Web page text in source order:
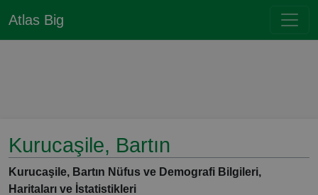
Atlas Big
Kurucaşile, Bartın
Kurucaşile, Bartın Nüfus ve Demografi Bilgileri,
Haritaları ve İstatistikleri